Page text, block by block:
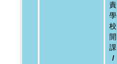
責
學
校
開
課
/